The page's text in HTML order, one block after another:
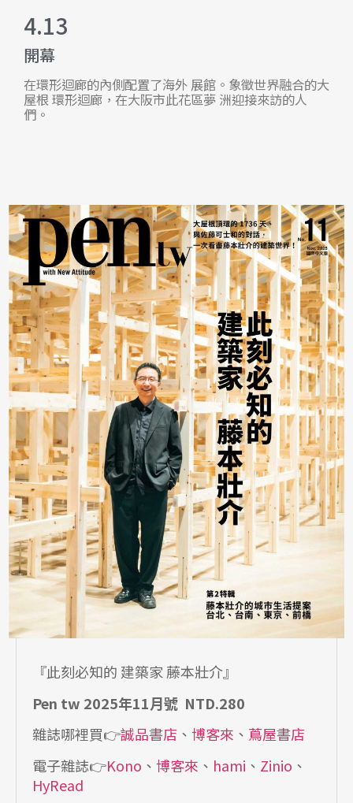
4.13
開幕
在環形迴廊的內側配置了海外 展館。象徵世界融合的大
屋根 環形迴廊，在大阪市此花區夢 洲迎接來訪的人
們。
『此刻必知的 建築家 藤本壯介』
Pen tw 2025年11月號 NTD.280
雜誌哪裡買👉誠品書店 、 博客來 、 蔦屋書店
電子雜誌👉Kono 、 博客來 、 hami 、 Zinio 、
HyRead